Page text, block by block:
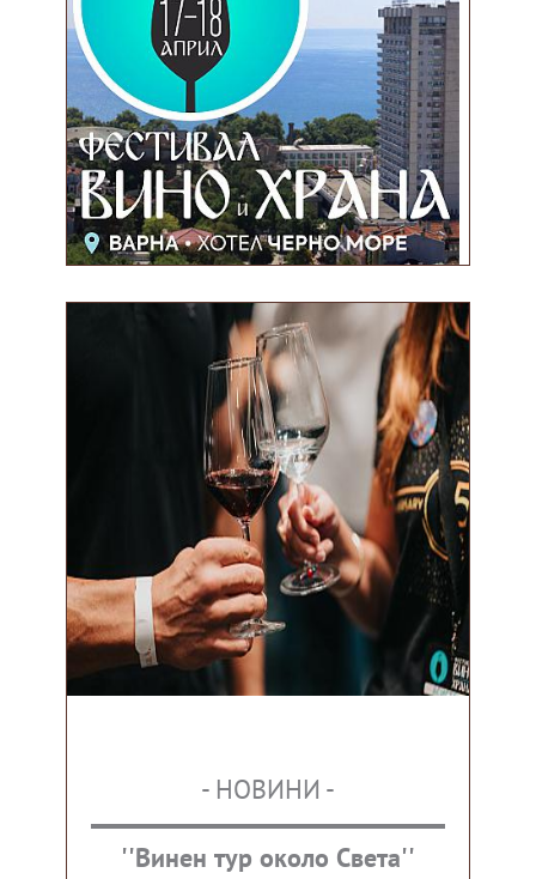
- НОВИНИ -
''Винен тур около Света''